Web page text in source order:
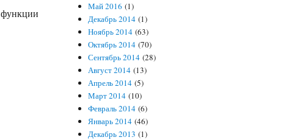
Май 2016 (1)
Декабрь 2014 (1)
Ноябрь 2014 (63)
Октябрь 2014 (70)
Сентябрь 2014 (28)
Август 2014 (13)
Апрель 2014 (5)
Март 2014 (10)
Февраль 2014 (6)
Январь 2014 (46)
Декабрь 2013 (1)